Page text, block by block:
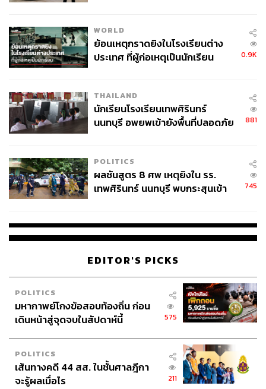
UNIQLO : C คอลเล็กชัน Spring/Summer 2024
คุณสวมหมวกหลายใบสำหรับหลายบทบาทในชีวิต ทั้งใน
Life Balance อย่างไร
ฉันสนุกและเต็มที่กับทุกบทบาทในชีวิต และยิ่งฉันสนุกกับมัน
ฉันคิดว่าสิ่งหนึ่งที่สำคัญมากในโลกยุคปัจจุบันคือคุณต้อง
พยายามปรับตัวและเปลี่ยนแปลงตามสภาพแวดล้อมของคุณ
ฉันออกเดินทางไปยังเมืองต่างๆ ทำงานร่วมกับผู้คนมากมาย
ในวัฒนธรรมที่แตกต่างกันออกไป และ ณ ตอนนี้ฉันสามารถ
พูดได้ว่าฉันมีโอกาสได้เข้าไปทำงาน รวมถึงสัมผัสโลกแห่ง
อุตสาหกรรมแฟชั่นในทุกรูปแบบแล้ว สิ่งที่ฉันได้เรียนรู้มา
ตลอดเส้นทางที่ผ่านมาคือ ความสามารถในการปรับตัวและ
ความสามารถในการยอมรับการเปลี่ยนแปลงที่จะมาถึงคือสิ่ง
สำคัญ และฉันคิดว่ามันคงยอดเยี่ยมมากถ้าวันหนึ่งจะมี
โอกาสถ่ายทอดสิ่งเหล่านี้ให้ลูกสาวของฉัน
WORLD
ย้อนเหตุกราดยิงในโรงเรียนต่าง
ประเทศ ที่ผู้ก่อเหตุเป็นนักเรียน
0.9K
THAILAND
นักเรียนโรงเรียนเทพศิรินทร์
นนทบุรี อพยพเข้ายังพื้นที่ปลอดภัย
881
POLITICS
ผลชันสูตร 8 ศพ เหตุยิงใน รร.
เทพศิรินทร์ นนทบุรี พบกระสุนเข้า
745
EDITOR'S PICKS
POLITICS
มหากาพย์โกงข้อสอบท้องถิ่น ก่อน
เดินหน้าสู่จุดจบในสัปดาห์นี้
575
POLITICS
เส้นทางคดี 44 สส. ในชั้นศาลฎีกา
จะรู้ผลเมื่อไร
211